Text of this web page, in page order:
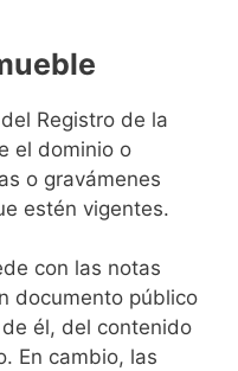
Registro de la
el dominio o
o gravámenes
estén vigentes.
con las notas
documento público
él, del contenido
En cambio, las